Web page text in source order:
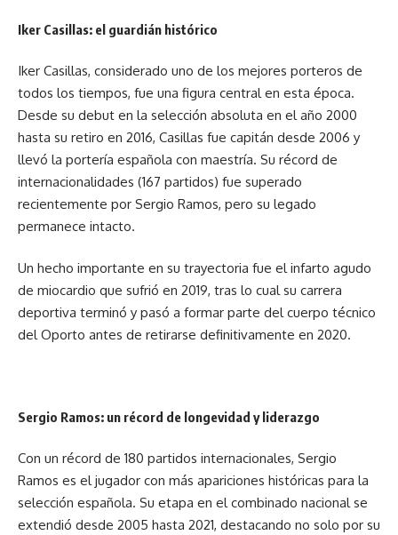
Iker Casillas: el guardián histórico
Iker Casillas, considerado uno de los mejores porteros de
todos los tiempos, fue una figura central en esta época.
Desde su debut en la selección absoluta en el año 2000
hasta su retiro en 2016, Casillas fue capitán desde 2006 y
llevó la portería española con maestría. Su récord de
internacionalidades (167 partidos) fue superado
recientemente por Sergio Ramos, pero su legado
permanece intacto.
Un hecho importante en su trayectoria fue el infarto agudo
de miocardio que sufrió en 2019, tras lo cual su carrera
deportiva terminó y pasó a formar parte del cuerpo técnico
del Oporto antes de retirarse definitivamente en 2020.
Sergio Ramos: un récord de longevidad y liderazgo
Con un récord de 180 partidos internacionales, Sergio
Ramos es el jugador con más apariciones históricas para la
selección española. Su etapa en el combinado nacional se
extendió desde 2005 hasta 2021, destacando no solo por su